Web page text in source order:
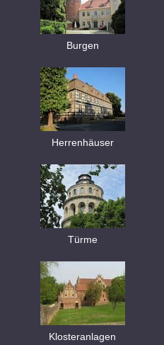
Burgen
Herrenhäuser
Türme
Klosteranlagen